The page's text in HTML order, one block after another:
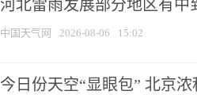
河北雷雨发展部分地区有中
中国天气网 2026-08-06 15:02
今日份天空“显眼包” 北京